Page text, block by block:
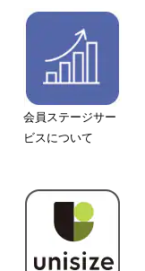
会員ステージサー
ビスについて